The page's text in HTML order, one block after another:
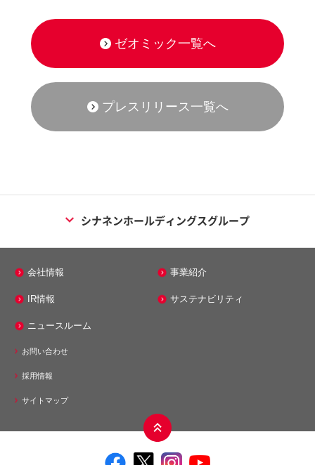
プレスリリース一覧へ
ゼオミック一覧へ
シナネンホールディングスグループ
エネルギー事業
株式会社ミノス
会社情報 事業紹介
IR情報 サステナビリティ
ニュースルーム
お問い合わせ
採用情報
サイトマップ